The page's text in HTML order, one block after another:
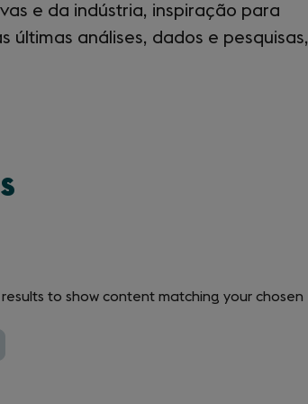
e da indústria, inspiração para
últimas análises, dados e pesquisas,
to show content matching your chosen